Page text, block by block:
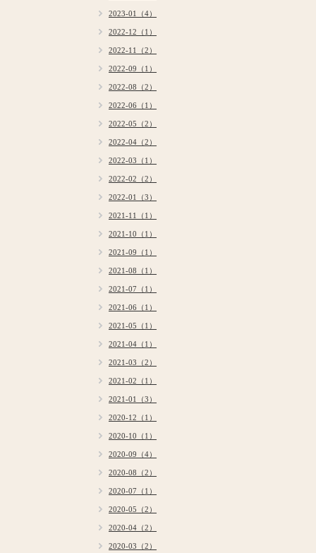
2023-01（4）
2022-12（1）
2022-11（2）
2022-09（1）
2022-08（2）
2022-06（1）
2022-05（2）
2022-04（2）
2022-03（1）
2022-02（2）
2022-01（3）
2021-11（1）
2021-10（1）
2021-09（1）
2021-08（1）
2021-07（1）
2021-06（1）
2021-05（1）
2021-04（1）
2021-03（2）
2021-02（1）
2021-01（3）
2020-12（1）
2020-10（1）
2020-09（4）
2020-08（2）
2020-07（1）
2020-05（2）
2020-04（2）
2020-03（2）